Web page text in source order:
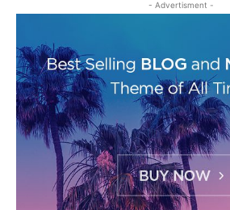
- Advertisment -